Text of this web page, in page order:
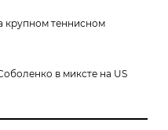
крупном теннисном
в миксте на US